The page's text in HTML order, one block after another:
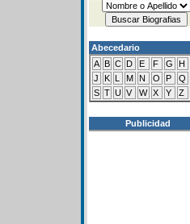
Abecedario
A B C D E F G H
J
K L M N O P Q
S T U V W X Y Z
Publicidad